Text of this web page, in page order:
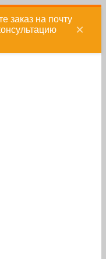
заказ на почту
×